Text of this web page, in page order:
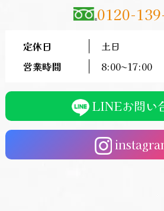
0120-
定休日
土日
営業時間
8:00〜17:00
LINEお問い